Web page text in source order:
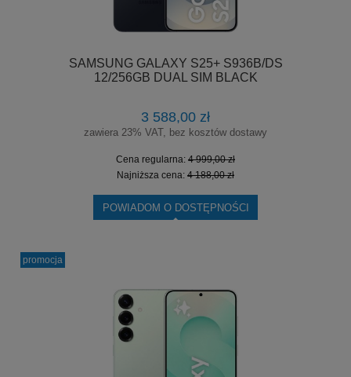
SAMSUNG GALAXY S25+ S936B/DS
12/256GB DUAL SIM BLACK
3 588,00 zł
zawiera 23% VAT, bez kosztów dostawy
Cena regularna: 4 999,00 zł
Najniższa cena: 4 188,00 zł
POWIADOM O DOSTĘPNOŚCI
promocja